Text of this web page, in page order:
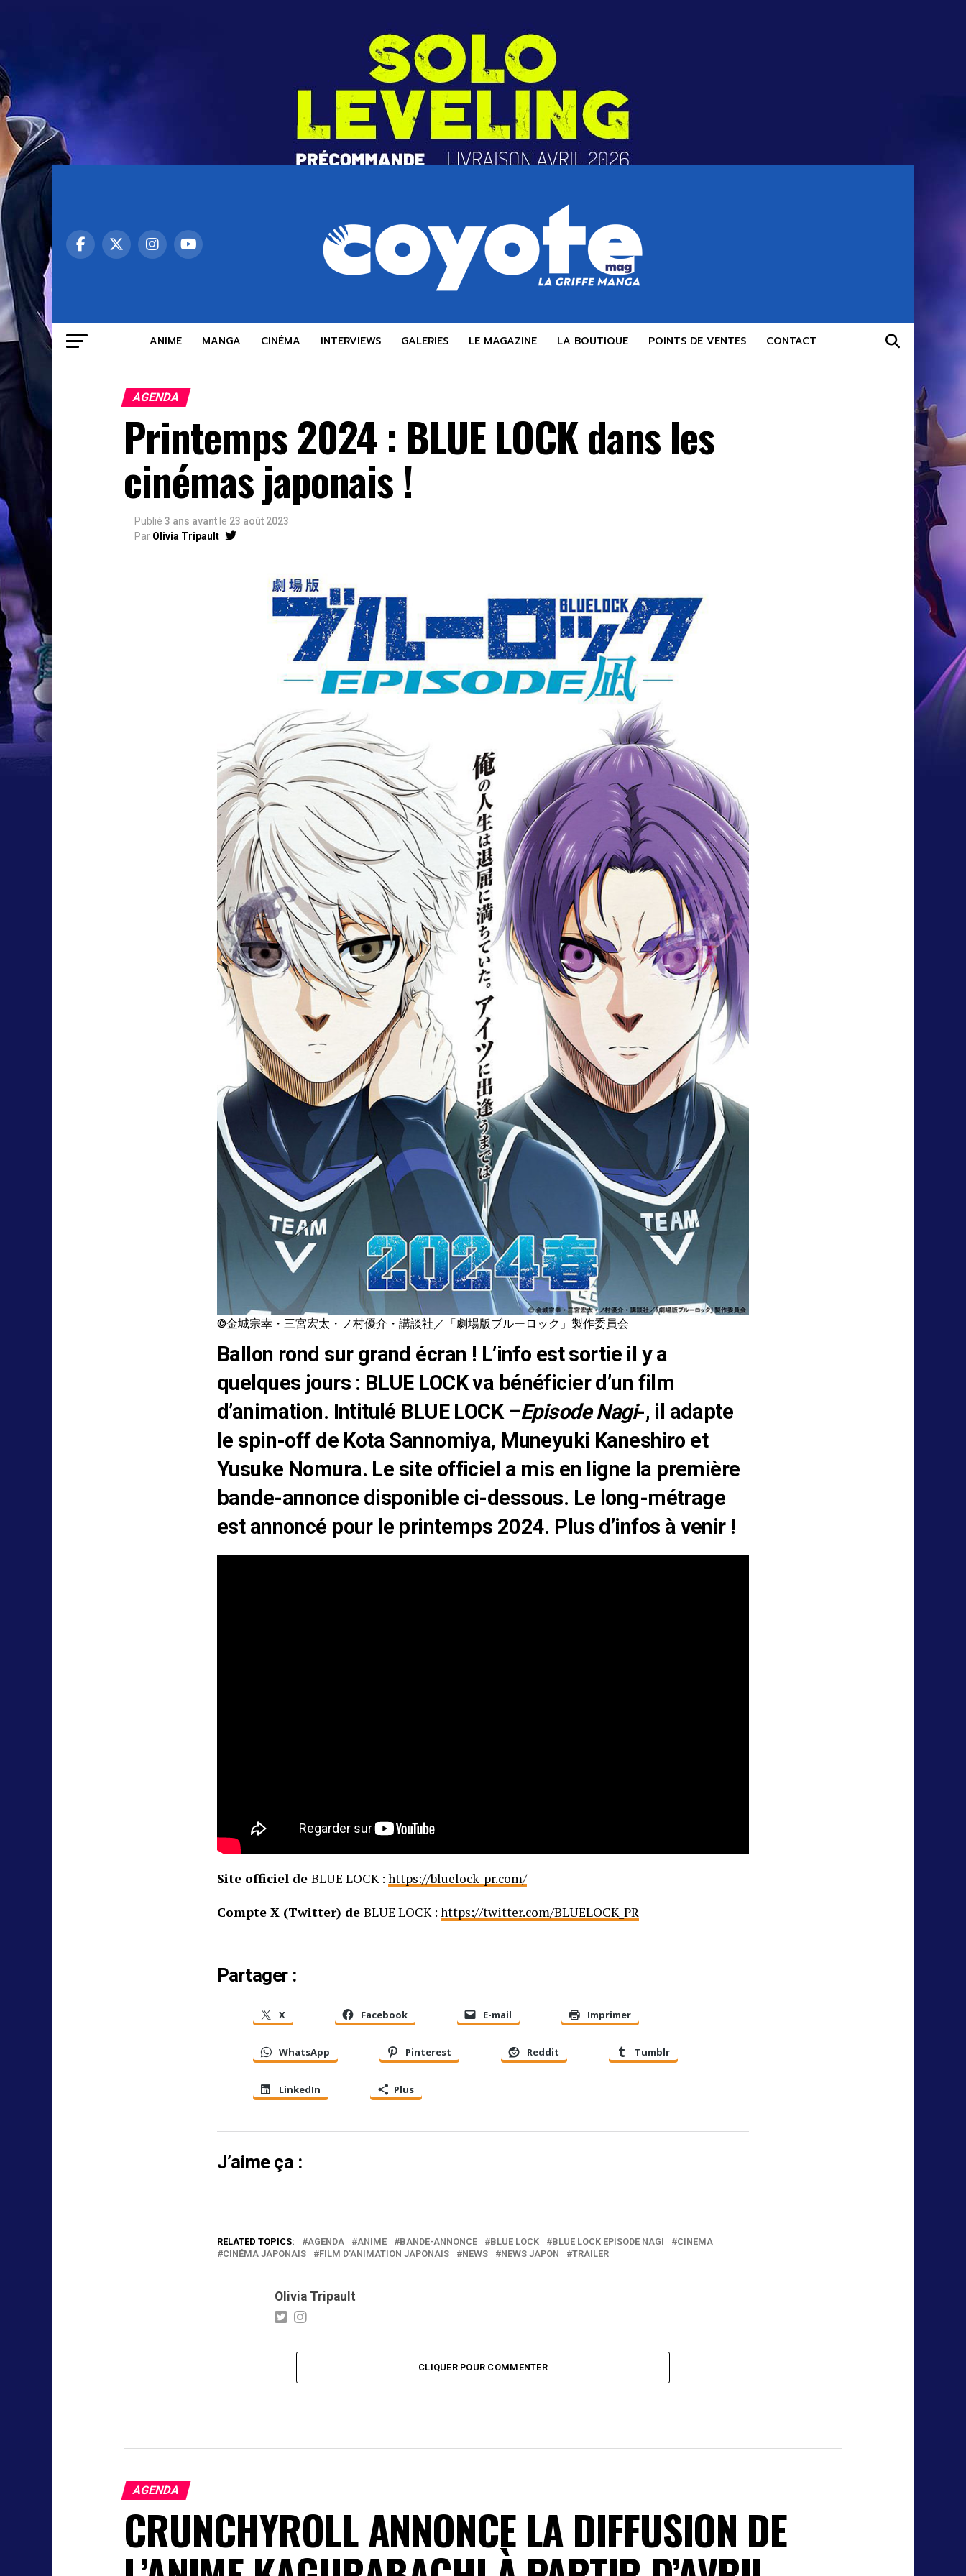
ANIME MANGA CINÉMA INTERVIEWS GALERIES LE MAGAZINE LA BOUTIQUE POINTS DE VENTES CONTACT
AGENDA
Printemps 2024 : BLUE LOCK dans les
cinémas japonais !
Publié 3 ans avant le 23 août 2023
Par Olivia Tripault
©金城宗幸・三宮宏太・ノ村優介・講談社／「劇場版ブルーロック」製作委員会
Ballon rond sur grand écran ! L’info est sortie il y a
quelques jours : BLUE LOCK va bénéficier d’un film
d’animation. Intitulé BLUE LOCK –Episode Nagi-, il adapte
le spin-off de Kota Sannomiya, Muneyuki Kaneshiro et
Yusuke Nomura. Le site officiel a mis en ligne la première
bande-annonce disponible ci-dessous. Le long-métrage
est annoncé pour le printemps 2024. Plus d’infos à venir !
Site officiel de BLUE LOCK : https://bluelock-pr.com/
Compte X (Twitter) de BLUE LOCK : https://twitter.com/BLUELOCK_PR
Partager :
X Facebook E-mail Imprimer
WhatsApp Pinterest Reddit Tumblr
LinkedIn Plus
J’aime ça :
RELATED TOPICS: AGENDA ANIME BANDE-ANNONCE BLUE LOCK BLUE LOCK EPISODE NAGI
CINEMA
CINÉMA JAPONAIS
FILM D'ANIMATION JAPONAIS NEWS NEWS JAPON TRAILER
Olivia Tripault
CLIQUER POUR COMMENTER
AGENDA
CRUNCHYROLL ANNONCE LA DIFFUSION DE